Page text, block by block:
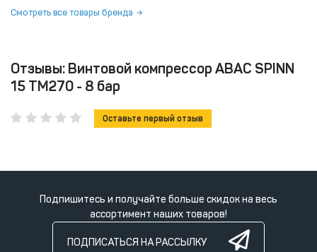
Смотреть все товары бренда
Отзывы: Винтовой компрессор ABAC SPINN
15 TM270 - 8 бар
Оставьте первый отзыв
Подпишитесь и получайте больше скидок на весь
ассортимент наших товаров!
ПОДПИСАТЬСЯ НА РАССЫЛКУ